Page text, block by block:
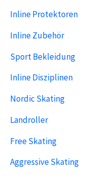
Inline Protektoren
Inline Zubehör
Sport Bekleidung
Inline Disziplinen
Nordic Skating
Landroller
Free Skating
Aggressive Skating